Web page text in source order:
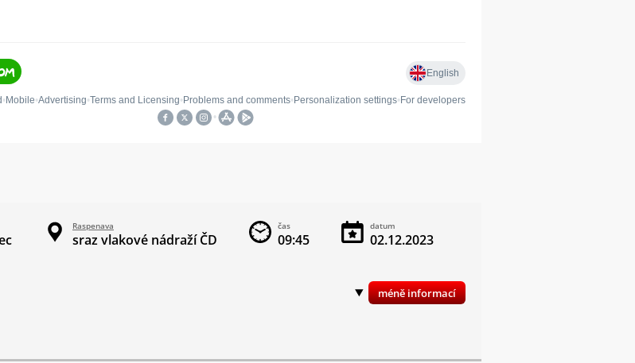
Raspenava
sraz vlakové nádraží ČD
čas
09:45
datum
02.12.2023